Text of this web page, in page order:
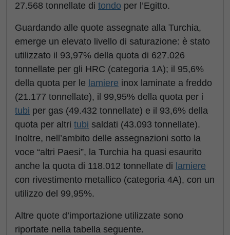
27.568 tonnellate di tondo per l’Egitto.
Guardando alle quote assegnate alla Turchia,
emerge un elevato livello di saturazione: è stato
utilizzato il 93,97% della quota di 627.026
tonnellate per gli HRC (categoria 1A); il 95,6%
della quota per le lamiere inox laminate a freddo
(21.177 tonnellate), il 99,95% della quota per i
tubi per gas (49.432 tonnellate) e il 93,6% della
quota per altri tubi saldati (43.093 tonnellate).
Inoltre, nell’ambito delle assegnazioni sotto la
voce “altri Paesi”, la Turchia ha quasi esaurito
anche la quota di 118.012 tonnellate di lamiere
con rivestimento metallico (categoria 4A), con un
utilizzo del 99,95%.
Altre quote d’importazione utilizzate sono
riportate nella tabella seguente.